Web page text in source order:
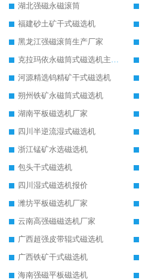
湖北强磁永磁滚筒
福建砂土矿干式磁选机
黑龙江强磁滚筒生产厂家
河源精选钨精矿干式磁选机
朔州铁矿永磁筒式磁选机
湖南平板磁选机厂家
四川半逆流湿式磁选机
浙江锰矿水选磁选机
包头干式磁选机
四川湿式磁选机报价
潍坊平板磁选机厂家
云南高强磁磁选机厂家
广西超强皮带辊式磁选机
广西铁矿干式磁选机
海南强磁平板磁选机